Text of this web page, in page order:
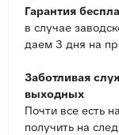
Гарантия
в случае
даем 3 дня на
Заботливая
выходных
Почти все есть
получить на